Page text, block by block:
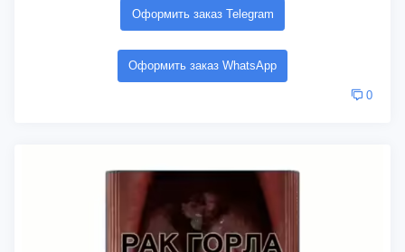
Оформить заказ Telegram
Оформить заказ WhatsApp
0